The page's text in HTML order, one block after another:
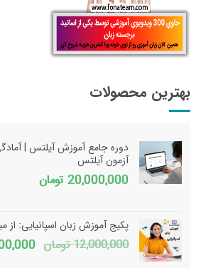
بهترین محصولات
دوره جامع آموزش آیلتس |
آزمون آیلتس
20,000,000 تومان
پکیج آموزش زبان اسپانیایی: از
12,000,000 تومان قیمت